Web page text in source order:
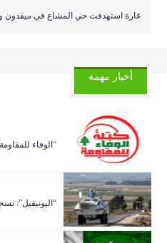
غارة استهدفت حي المشاع في ميفدون
أخبار مهمة
“الوفاء
“اليونيفيل”: تسجيل 113 مقذوفًا